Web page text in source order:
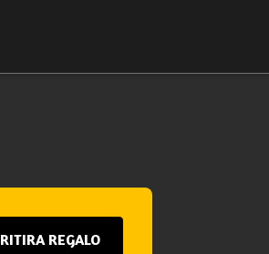
RITIRA REGALO